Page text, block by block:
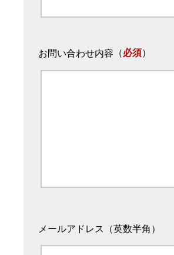
お問い合わせ内容 （必須）
メールアドレス（英数半角）